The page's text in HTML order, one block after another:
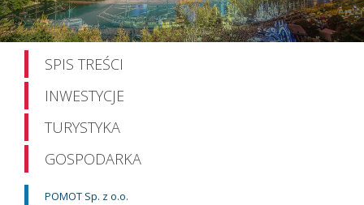
SPIS TREŚCI
INWESTYCJE
TURYSTYKA
GOSPODARKA
POMOT Sp. z o.o.